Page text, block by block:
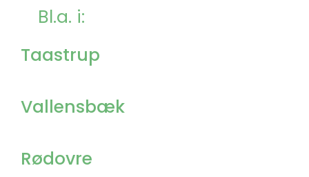
Bl.a. i:
Taastrup
Vallensbæk
Rødovre